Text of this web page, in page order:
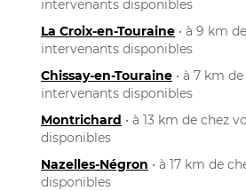
intervenants disponibles
La Croix-en-Touraine • à 9 km
intervenants disponibles
Chissay-en-Touraine • à 7 km
intervenants disponibles
Montrichard • à 13 km de chez
disponibles
Nazelles-Négron • à 17 km de
disponibles